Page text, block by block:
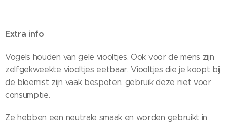
Extra info
Vogels houden van gele viooltjes. Ook voor de mens zijn
zelfgekweekte viooltjes eetbaar. Viooltjes die je koopt bij
de bloemist zijn vaak bespoten, gebruik deze niet voor
consumptie.
Ze hebben een neutrale smaak en worden gebruikt in